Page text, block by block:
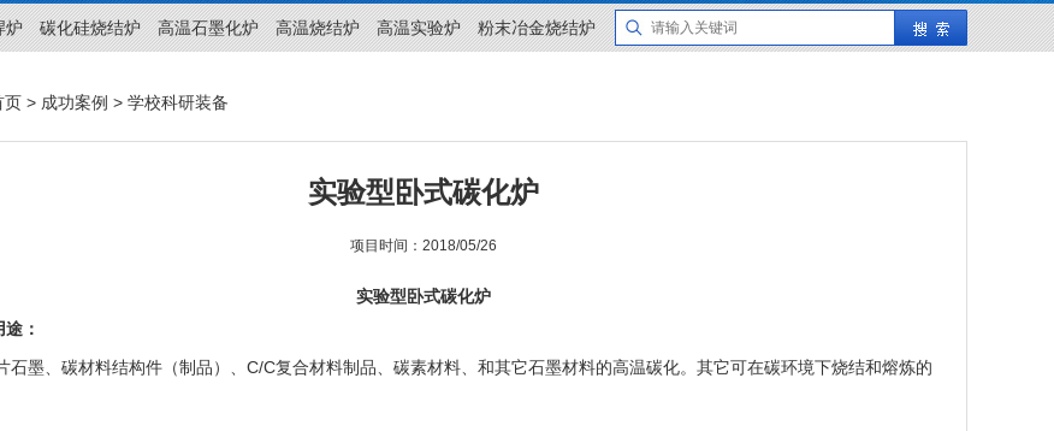
炉 碳化硅烧结炉 高温石墨化炉 高温烧结炉 高温实验炉 粉末冶金烧结炉
页 > 成功案例 > 学校科研装备
实验型卧式碳化炉
项目时间：2018/05/26
实验型卧式碳化炉
途：
石墨、碳材料结构件（制品）、 C/C复合材料制品、碳素材料、和其它石墨材料的高温碳化。其它可在碳环境下烧结和熔炼的